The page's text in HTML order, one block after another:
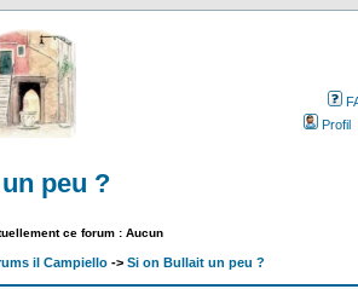
Profil
peu ?
ce forum : Aucun
il Campiello -> Si on Bullait un peu ?